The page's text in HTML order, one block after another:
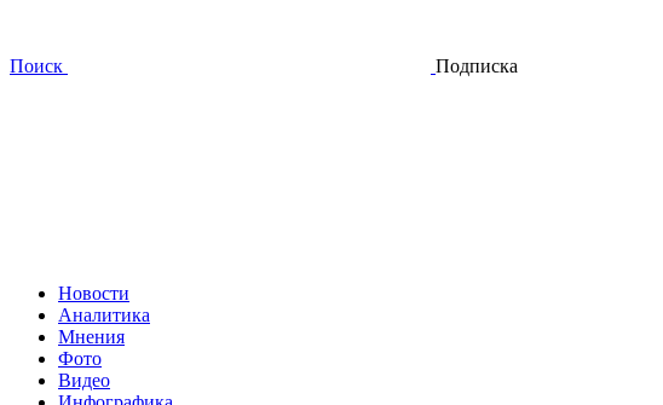
Поиск Подписка
Новости
Аналитика
Мнения
Фото
Видео